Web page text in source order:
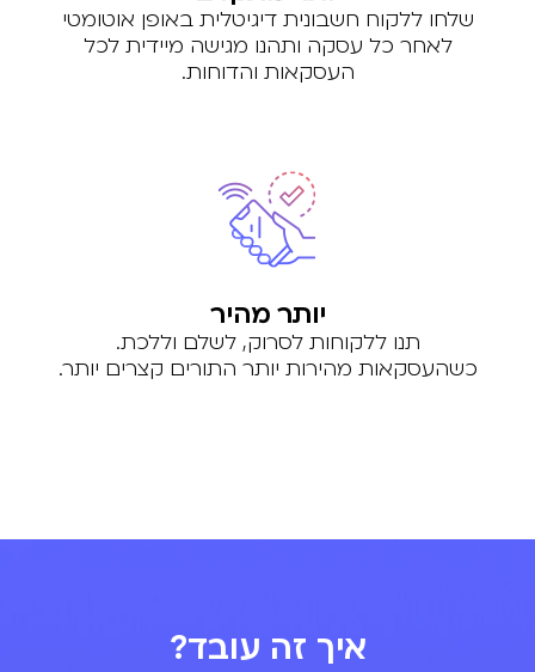
שלחו ללקוח חשבונית דיגיטלית באופן אוטומטי
לאחר כל עסקה ותהנו מגישה מיידית לכל
העסקאות והדוחות.
יותר מהיר
תנו ללקוחות לסרוק, לשלם וללכת.
כשהעסקאות מהירות יותר התורים קצרים יותר.
איך זה עובד?